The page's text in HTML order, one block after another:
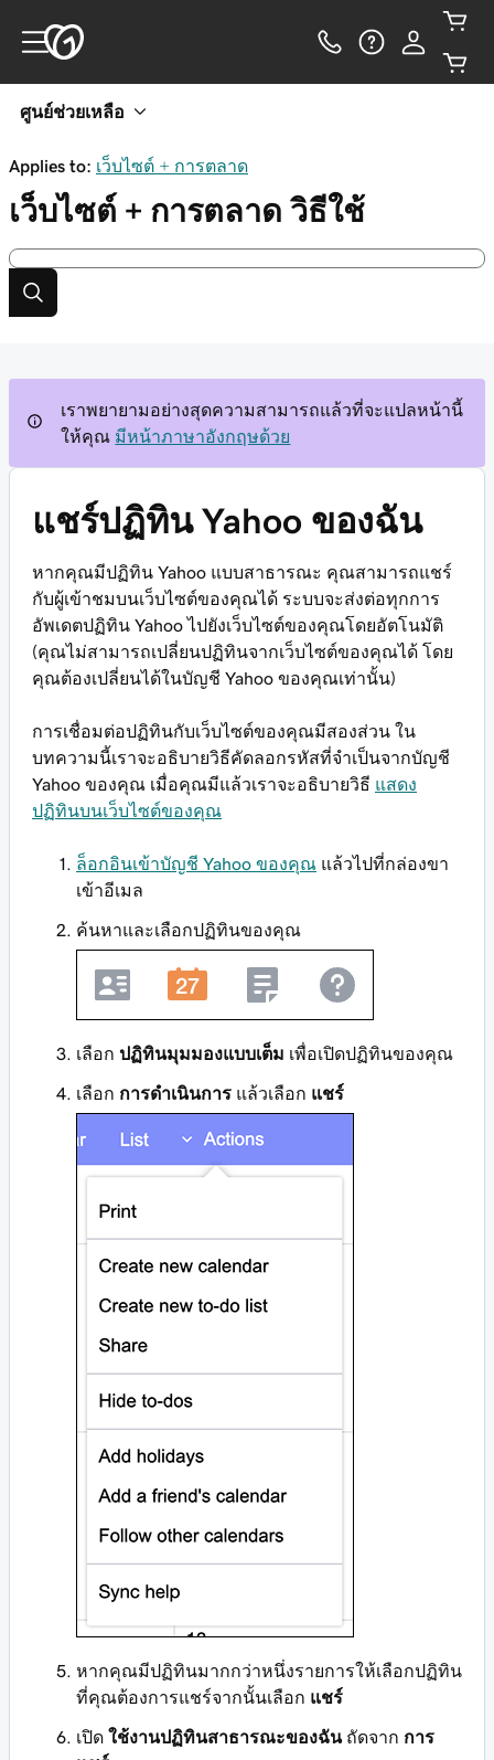
ศูนย์ช่วยเหลือ
Applies to: เว็บไซต์ + การตลาด
เว็บไซต์ + การตลาด วิธีใช้
เราพยายามอย่างสุดความสามารถแล้วที่จะแปลหน้านี้
ให้คุณ มีหน้าภาษาอังกฤษด้วย
แชร์ปฏิทิน Yahoo ของฉัน
หากคุณมีปฏิทิน Yahoo แบบสาธารณะ คุณสามารถแชร์
กับผู้เข้าชมบนเว็บไซต์ของคุณได้ ระบบจะส่งต่อทุกการ
อัพเดตปฏิทิน Yahoo ไปยังเว็บไซต์ของคุณโดยอัตโนมัติ
(คุณไม่สามารถเปลี่ยนปฏิทินจากเว็บไซต์ของคุณได้ โดย
คุณต้องเปลี่ยนได้ในบัญชี Yahoo ของคุณเท่านั้น)
การเชื่อมต่อปฏิทินกับเว็บไซต์ของคุณมีสองส่วน ใน
บทความนี้เราจะอธิบายวิธีคัดลอกรหัสที่จำเป็นจากบัญชี
Yahoo ของคุณ เมื่อคุณมีแล้วเราจะอธิบายวิธี แสดง
ปฏิทินบนเว็บไซต์ของคุณ
ล็อกอินเข้าบัญชี Yahoo ของคุณ แล้วไปที่กล่องขา
เข้าอีเมล
ค้นหาและเลือกปฏิทินของคุณ
เลือก ปฏิทินมุมมองแบบเต็ม เพื่อเปิดปฏิทินของคุณ
เลือก การดำเนินการ แล้วเลือก แชร์
หากคุณมีปฏิทินมากกว่าหนึ่งรายการให้เลือกปฏิทิน
ที่คุณต้องการแชร์จากนั้นเลือก แชร์
เปิด ใช้งานปฏิทินสาธารณะของฉันถัดจาก การ